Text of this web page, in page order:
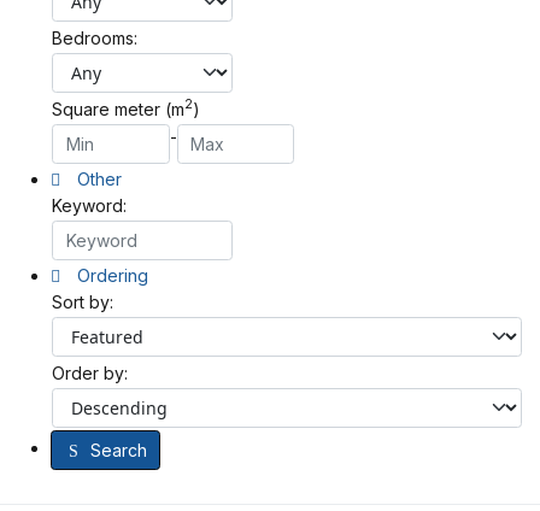
Bedrooms:
Square meter (m2)
-
Other
Keyword:
Ordering
Sort by:
Order by:
Search